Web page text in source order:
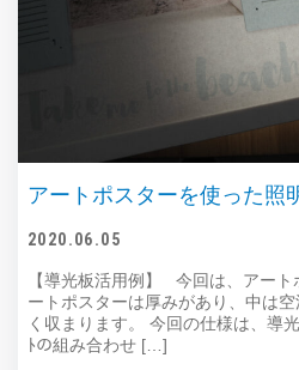
アートポスターを使った照
2020.06.05
【導光板活用例】 今回は、アー
ートポスターは厚みがあり、中は
く収まります。 今回の仕様は、導
ﾄの組み合わせ […]